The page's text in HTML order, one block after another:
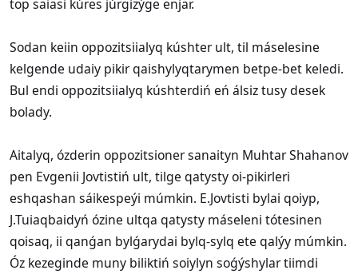
top saiasi kúres júrgizýge enjar.
Sodan keiin oppozitsiialyq kúshter ult, til máselesine
kelgende udaiy pikir qaishylyqtarymen betpe-bet keledi.
Bul endi oppozitsiialyq kúshterdiń eń álsiz tusy desek
bolady.
Aitalyq, ózderin oppozitsioner sanaityn Muhtar Shahanov
pen Evgenii Jovtistiń ult, tilge qatysty oi-pikirleri
eshqashan sáikespeýi múmkin. E.Jovtisti bylai qoiyp,
J.Tuiaqbaidyń ózine ultqa qatysty máseleni tótesinen
qoisaq, ii qanǵan bylǵarydai bylq-sylq ete qalýy múmkin.
Óz kezeginde muny biliktiń soiylyn soǵýshylar tiimdi